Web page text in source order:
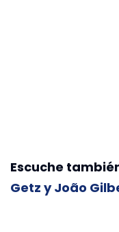
Escuche
Getz y João